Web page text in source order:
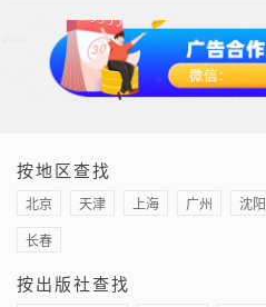
按地区查找
北京 天津 上海 广州 沈阳
长春
按出版社查找